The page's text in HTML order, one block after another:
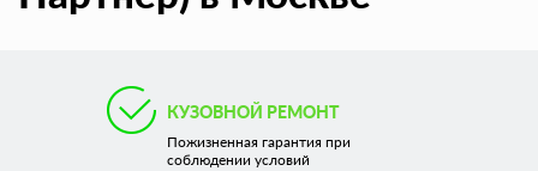
КУЗОВНОЙ РЕМОНТ
Пожизненная гарантия при
соблюдении условий